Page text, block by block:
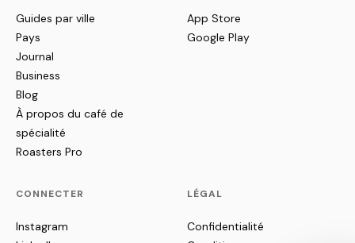
Guides par ville
Pays
Journal
Business
Blog
À propos du café de
spécialité
Roasters Pro
App Store
Google Play
CONNECTER
Instagram
LÉGAL
Confidentialité